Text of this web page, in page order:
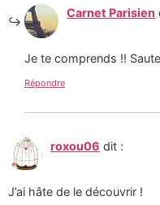
Carnet Parisien
Je te comprends !!
Répondre
roxou06 dit :
J’ai hâte de le découvrir !